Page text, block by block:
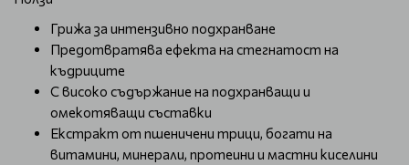
Грижа за интензивно подхранване
Предотвратява ефекта на стегнатост на
къдриците
С високо съдържание на подхранващи и
омекотяващи съставки
Екстракт от пшеничени трици, богати на
витамини, минерали, протеини и мастни киселини